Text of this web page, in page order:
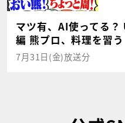
マツ有、AI使ってる
編 熊プロ、料理を習う
7月31日(金)放送分